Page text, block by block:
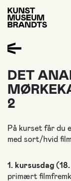
DET
2
På kurset får du
med sort/hvid
1. kursusdag
primært